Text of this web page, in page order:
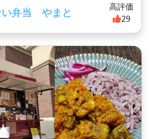
い弁当 やまと
高評価
29